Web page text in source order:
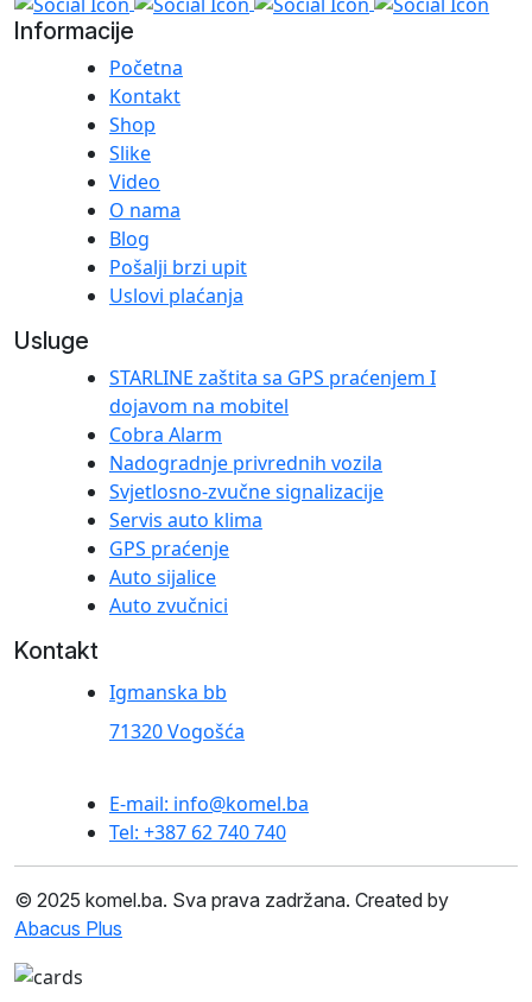
Informacije
Početna
Kontakt
Shop
Slike
Video
O nama
Blog
Pošalji brzi upit
Uslovi plaćanja
Usluge
STARLINE zaštita sa GPS praćenjem I
dojavom na mobitel
Cobra Alarm
Nadogradnje privrednih vozila
Svjetlosno-zvučne signalizacije
Servis auto klima
GPS praćenje
Auto sijalice
Auto zvučnici
Kontakt
Igmanska bb
71320 Vogošća
E-mail: info@komel.ba
Tel: +387 62 740 740
© 2025 komel.ba. Sva prava zadržana. Created by
Abacus Plus